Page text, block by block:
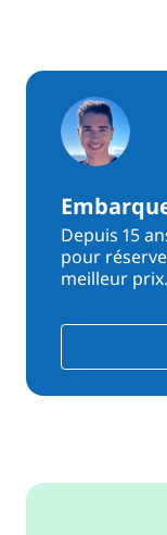
Depuis 15
pour
meilleur prix.